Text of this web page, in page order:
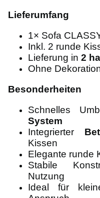
Lieferumfang
1× Sofa
Inkl. 2 runde
Lieferung in 2
Ohne
Besonderheiten
Schnelles
System
Integrierter
Kissen
Elegante runde
Stabile
Nutzung
Ideal für